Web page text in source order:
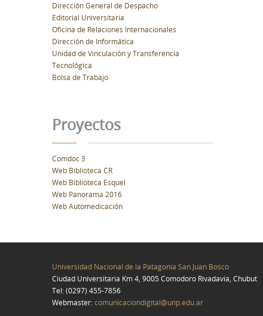
Dirección General de Despacho
Editorial Universitaria
Oficina de Relaciones Internacionales
Dirección de Informática
Unidad de Vinculación y Transferencia
Tecnológica
Bolsa de Trabajo
Proyectos
Comdoc 3
Web Biblioteca CR
Web Biblioteca Esquel
Web Panorama 2016
Web Automedicación
Universidad Nacional de la Patagonia San Juan Bosco
Ciudad Universitaria Km 4, 9005 Comodoro Rivadavia, Chubut
Tel: (0297) 455-7856
Webmaster:comunicaciondigital@unp.edu.ar